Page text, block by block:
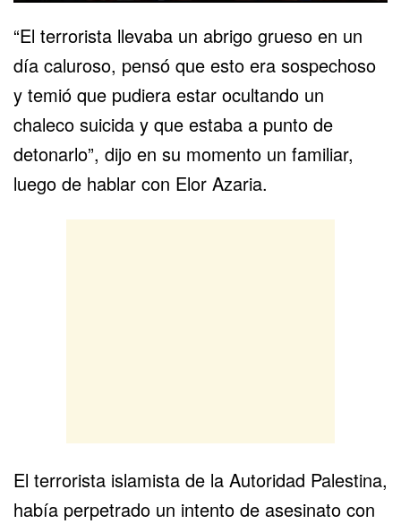
“El terrorista llevaba un abrigo grueso en un
día caluroso, pensó que esto era sospechoso
y temió que pudiera estar ocultando un
chaleco suicida y que estaba a punto de
detonarlo”, dijo en su momento un familiar,
luego de hablar con Elor Azaria.
El terrorista islamista de la Autoridad Palestina,
había perpetrado un intento de asesinato con